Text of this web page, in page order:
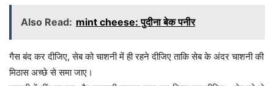
Also Read: mint cheese: पुदीना बेक पनीर
गैस बंद कर दीजिए, सेब को चाशनी में ही रहने दीजिए ताकि सेब के अंदर चाशनी की
मिठास अच्छे से समा जाए।